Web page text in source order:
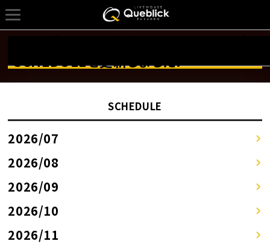
SCHEDULEを更新しました!
SCHEDULE
2026/07
2026/08
2026/09
2026/10
2026/11